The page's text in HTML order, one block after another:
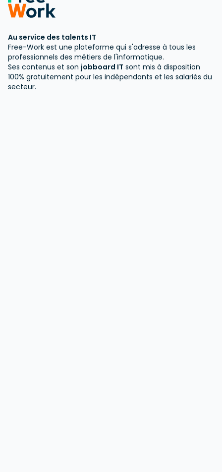
Au service des talents IT
Free-Work est une plateforme qui s'adresse à tous les
professionnels des métiers de l'informatique.
Ses contenus et son jobboard IT sont mis à disposition
100% gratuitement pour les indépendants et les salariés du
secteur.